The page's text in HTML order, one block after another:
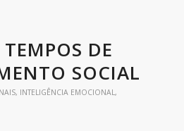
DE
SOCIAL
, INTELIGÊNCIA EMOCIONAL,